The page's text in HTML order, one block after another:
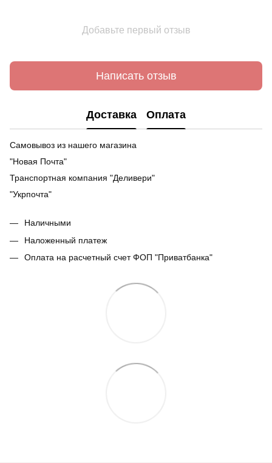
Добавьте первый отзыв
Написать отзыв
Доставка Оплата
Самовывоз из нашего магазина
"Новая Почта"
Транспортная компания "Деливери"
"Укрпочта"
Наличными
Наложенный платеж
Оплата на расчетный счет ФОП "Приватбанка"